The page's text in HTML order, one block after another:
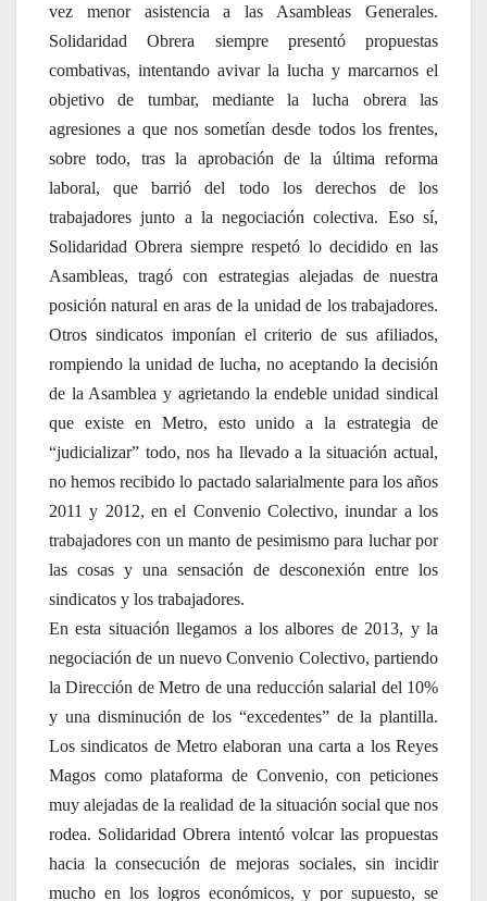
vez menor asistencia a las Asambleas Generales.
Solidaridad Obrera siempre presentó propuestas
combativas, intentando avivar la lucha y marcarnos el
objetivo de tumbar, mediante la lucha obrera las
agresiones a que nos sometían desde todos los frentes,
sobre todo, tras la aprobación de la última reforma
laboral, que barrió del todo los derechos de los
trabajadores junto a la negociación colectiva. Eso sí,
Solidaridad Obrera siempre respetó lo decidido en las
Asambleas, tragó con estrategias alejadas de nuestra
posición natural en aras de la unidad de los trabajadores.
Otros sindicatos imponían el criterio de sus afiliados,
rompiendo la unidad de lucha, no aceptando la decisión
de la Asamblea y agrietando la endeble unidad sindical
que existe en Metro, esto unido a la estrategia de
“judicializar” todo, nos ha llevado a la situación actual,
no hemos recibido lo pactado salarialmente para los años
2011 y 2012, en el Convenio Colectivo, inundar a los
trabajadores con un manto de pesimismo para luchar por
las cosas y una sensación de desconexión entre los
sindicatos y los trabajadores.
En esta situación llegamos a los albores de 2013, y la
negociación de un nuevo Convenio Colectivo, partiendo
la Dirección de Metro de una reducción salarial del 10%
y una disminución de los “excedentes” de la plantilla.
Los sindicatos de Metro elaboran una carta a los Reyes
Magos como plataforma de Convenio, con peticiones
muy alejadas de la realidad de la situación social que nos
rodea. Solidaridad Obrera intentó volcar las propuestas
hacia la consecución de mejoras sociales, sin incidir
mucho en los logros económicos, y por supuesto, se